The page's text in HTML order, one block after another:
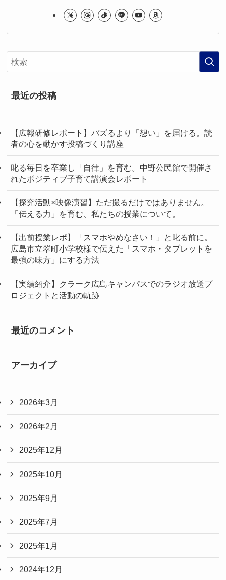
最近の投稿
【広報研修レポート】バズるより「想い」を届ける。読
者の心を動かす投稿づくり講座
叱る毎日を卒業し「自律」を育む。中野公民館で開催さ
れたポジティブ子育て講演会レポート
【探究活動×映像演習】ただ撮るだけではありません。
「伝える力」を育む、私たちの授業について。
【出前授業レポ】「スマホやめなさい！」と叱る前に。
広島市立翠町小学校様で伝えた「スマホ・タブレットを
最強の味方」にする方法
【実績紹介】クラーク広島キャンパスでのラジオ放送プ
ロジェクトと活動の軌跡
最近のコメント
アーカイブ
2026年3月
2026年2月
2025年12月
2025年10月
2025年9月
2025年7月
2025年1月
2024年12月